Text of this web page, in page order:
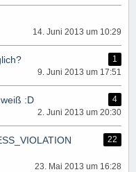
14. Juni 2013 um 10:29
1
9. Juni 2013 um 17:51
:D
4
2. Juni 2013 um 20:30
22
23. Mai 2013 um 16:28